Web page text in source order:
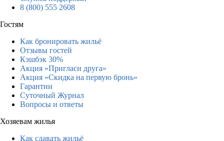
8 (800) 555 2608
Гостям
Как бронировать жильё
Отзывы гостей
Кэшбэк 30%
Акция «Пригласи друга»
Акция «Скидка на первую бронь»
Гарантии
Суточный Журнал
Вопросы и ответы
Хозяевам жилья
Как сдавать жильё